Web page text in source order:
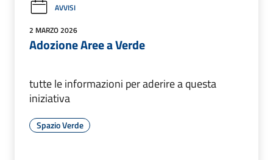
AVVISI
2 MARZO 2026
Adozione Aree a Verde
tutte le informazioni per aderire a questa
iniziativa
Spazio Verde